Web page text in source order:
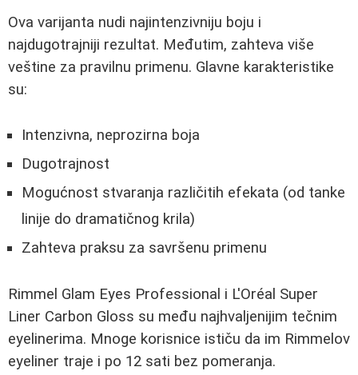
Ova varijanta nudi najintenzivniju boju i
najdugotrajniji rezultat. Međutim, zahteva više
veštine za pravilnu primenu. Glavne karakteristike
su:
Intenzivna, neprozirna boja
Dugotrajnost
Mogućnost stvaranja različitih efekata (od tanke
linije do dramatičnog krila)
Zahteva praksu za savršenu primenu
Rimmel Glam Eyes Professional i L'Oréal Super
Liner Carbon Gloss su među najhvaljenijim tečnim
eyelinerima. Mnoge korisnice ističu da im Rimmelov
eyeliner traje i po 12 sati bez pomeranja.